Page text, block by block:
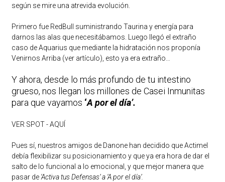
según se mire una atrevida evolución.
Primero fue RedBull suministrando Taurina y energía para
darnos las alas que necesitábamos. Luego llegó el extraño
caso de Aquarius que mediante la hidratación nos proponía
Venirnos Arriba (ver artículo) , esto ya era extraño…
Y ahora, desde lo más profundo de tu intestino
grueso, nos llegan los millones de Casei Inmunitas
para que vayamos ‘A por el día’.
VER SPOT -AQUÍ
Pues sí, nuestros amigos de Danone han decidido que Actimel
debía flexibilizar su posicionamiento y que ya era hora de dar el
salto de lo funcional a lo emocional, y que mejor manera que
pasar de ‘Activa tus Defensas’ a ‘A por el día’.